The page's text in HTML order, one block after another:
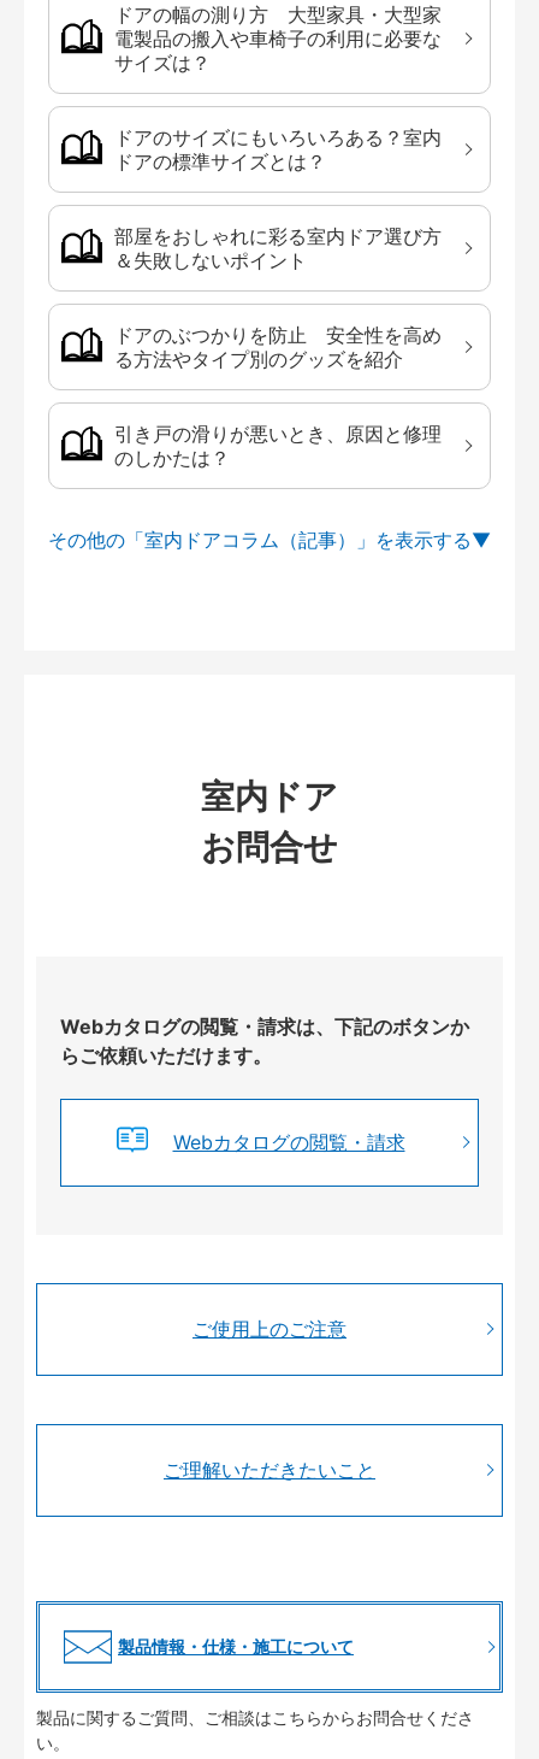
ドアの幅の測り方 大型家具・大型家
電製品の搬入や車椅子の利用に必要な
サイズは？
ドアのサイズにもいろいろある？室内
ドアの標準サイズとは？
部屋をおしゃれに彩る室内ドア選び方
＆失敗しないポイント
ドアのぶつかりを防止 安全性を高め
る方法やタイプ別のグッズを紹介
引き戸の滑りが悪いとき、原因と修理
のしかたは？
その他の「室内ドアコラム（記事）」を
室内ドア
お問合せ
Webカタログの閲覧・請求は、下記のボタンか
らご依頼いただけます。
Webカタログの閲覧・請求
ご使用上のご注意
ご理解いただきたいこと
製品情報・仕様・施工について
製品に関するご質問、ご相談はこちらからお問合せくださ
い。